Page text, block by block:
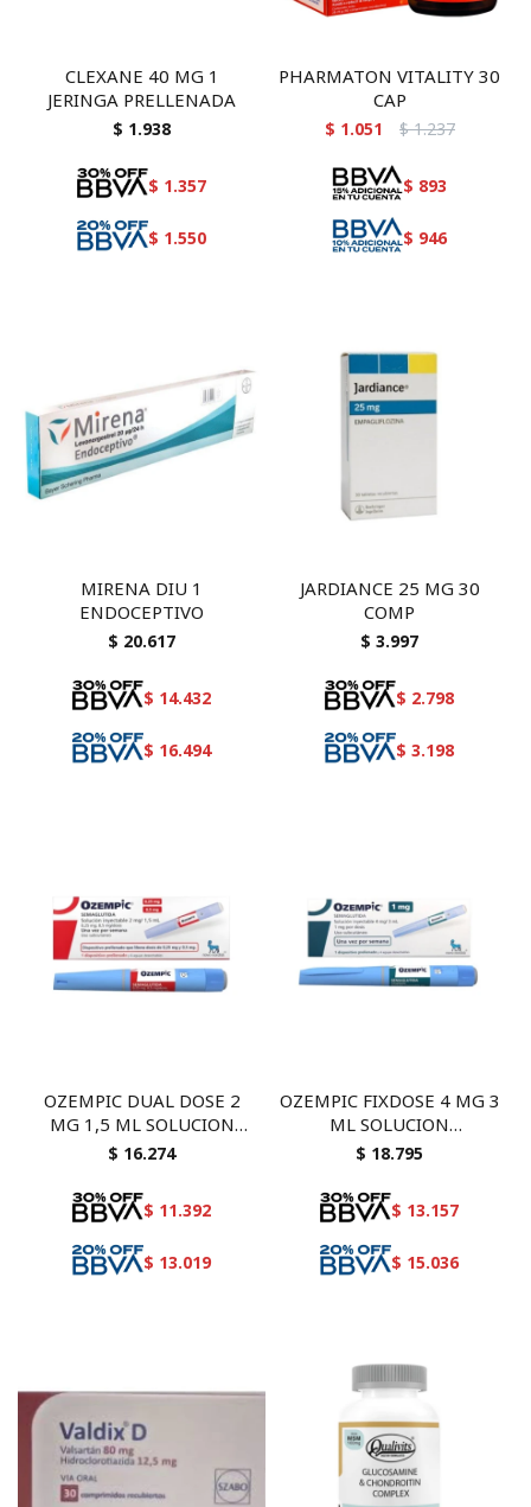
CLEXANE 40 MG 1
JERINGA PRELLENADA
$ 1.938
$ 1.357
$ 1.550
PHARMATON VITALITY 30
CAP
$ 1.051 $ 1.237
$ 893
$ 946
MIRENA DIU 1
ENDOCEPTIVO
$ 20.617
$ 14.432
$ 16.494
JARDIANCE 25 MG 30
COMP
$ 3.997
$ 2.798
$ 3.198
OZEMPIC DUAL DOSE 2
MG 1,5 ML SOLUCION
INYECTABLE
$ 16.274
$ 11.392
$ 13.019
OZEMPIC FIXDOSE 4 MG 3
ML SOLUCION
INYECTABLE
$ 18.795
$ 13.157
$ 15.036